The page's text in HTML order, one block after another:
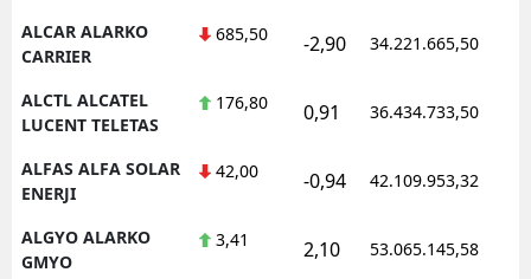
Uşak
Zonguldak
ALCAR ALARKO
CARRIER
685,50 -2,90 34.221.665,50
ALCTL ALCATEL
LUCENT TELETAS
176,80 0,91 36.434.733,50
ALFAS ALFA SOLAR
ENERJI
42,00 -0,94 42.109.953,32
ALGYO ALARKO
GMYO
3,41 2,10 53.065.145,58